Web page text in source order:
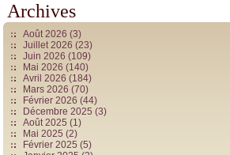
Archives
Août 2026 (3)
Juillet 2026 (23)
Juin 2026 (109)
Mai 2026 (140)
Avril 2026 (184)
Mars 2026 (70)
Février 2026 (44)
Décembre 2025 (3)
Août 2025 (1)
Mai 2025 (2)
Février 2025 (5)